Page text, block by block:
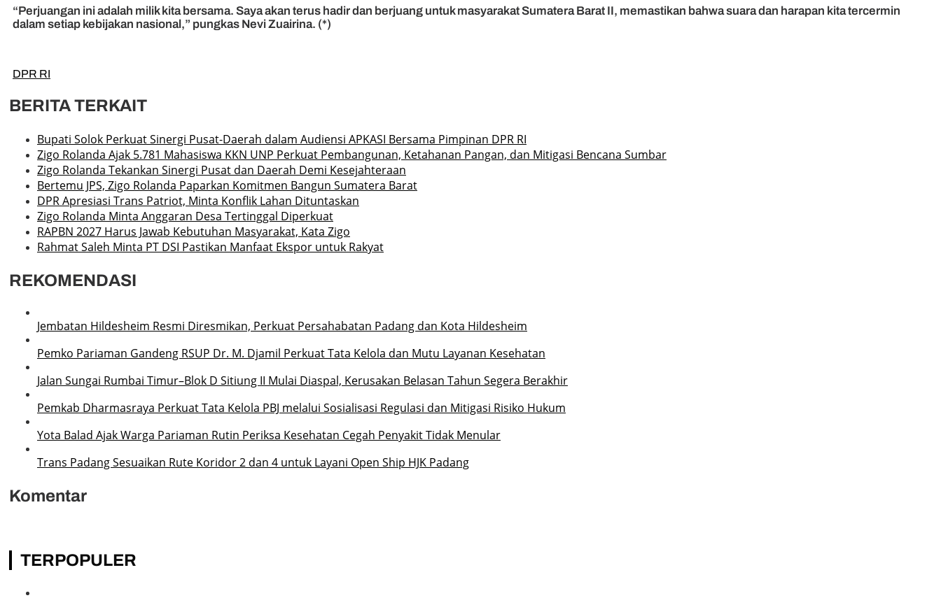
“Perjuangan ini adalah milik kita bersama. Saya akan terus hadir dan berjuang untuk masyarakat Sumatera Barat II, memastikan bahwa suara dan harapan kita tercermin
dalam setiap kebijakan nasional,” pungkas Nevi Zuairina. (*)
DPR RI
BERITA TERKAIT
Bupati Solok Perkuat Sinergi Pusat-Daerah dalam Audiensi APKASI Bersama Pimpinan DPR RI
Zigo Rolanda Ajak 5.781 Mahasiswa KKN UNP Perkuat Pembangunan, Ketahanan Pangan, dan Mitigasi Bencana Sumbar
Zigo Rolanda Tekankan Sinergi Pusat dan Daerah Demi Kesejahteraan
Bertemu JPS, Zigo Rolanda Paparkan Komitmen Bangun Sumatera Barat
DPR Apresiasi Trans Patriot, Minta Konflik Lahan Dituntaskan
Zigo Rolanda Minta Anggaran Desa Tertinggal Diperkuat
RAPBN 2027 Harus Jawab Kebutuhan Masyarakat, Kata Zigo
Rahmat Saleh Minta PT DSI Pastikan Manfaat Ekspor untuk Rakyat
REKOMENDASI
Jembatan Hildesheim Resmi Diresmikan, Perkuat Persahabatan Padang dan Kota Hildesheim
Pemko Pariaman Gandeng RSUP Dr. M. Djamil Perkuat Tata Kelola dan Mutu Layanan Kesehatan
Jalan Sungai Rumbai Timur–Blok D Sitiung II Mulai Diaspal, Kerusakan Belasan Tahun Segera Berakhir
Pemkab Dharmasraya Perkuat Tata Kelola PBJ melalui Sosialisasi Regulasi dan Mitigasi Risiko Hukum
Yota Balad Ajak Warga Pariaman Rutin Periksa Kesehatan Cegah Penyakit Tidak Menular
Trans Padang Sesuaikan Rute Koridor 2 dan 4 untuk Layani Open Ship HJK Padang
Komentar
TERPOPULER